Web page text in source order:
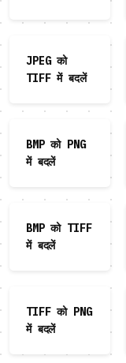
JPEG को
TIFF में बदलें
BMP को PNG
में बदलें
BMP को TIFF
में बदलें
TIFF को PNG
में बदलें